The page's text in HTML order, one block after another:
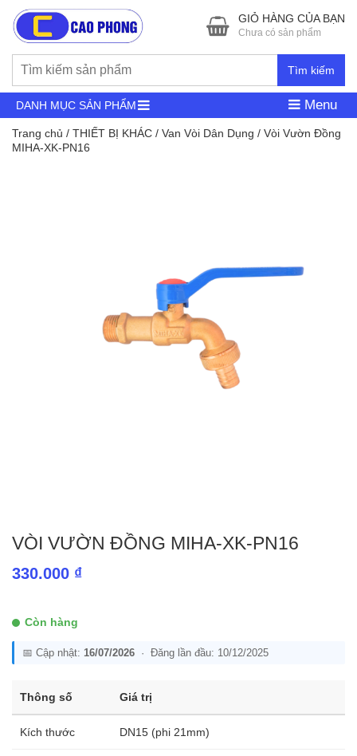
Tìm kiếm
GIỎ HÀNG CỦA BẠN
Chưa có sản phẩm
DANH MỤC SẢN PHẨM Menu
Trang chủ / THIẾT BỊ KHÁC / Van Vòi Dân Dụng / Vòi Vườn Đồng
MIHA-XK-PN16
VÒI VƯỜN ĐỒNG MIHA-XK-PN16
330.000 ₫
Còn hàng
📅 Cập nhật: 16/07/2026 · Đăng lần đầu: 10/12/2025
Thông số Giá trị
Kích thước DN15 (phi 21mm)